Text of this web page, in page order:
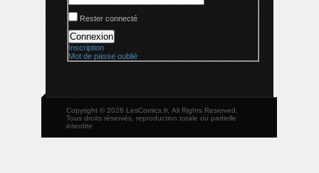
Rester connecté
Connexion
Inscription
Mot de passe oublié
Copyright © 2026 LesComics.fr, All Rights Reserved.
Tous droits réservés, reproduction totale ou partielle
interdite